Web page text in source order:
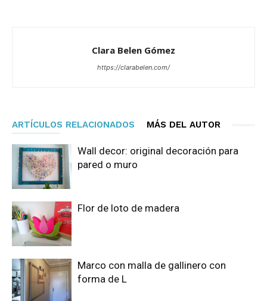
Clara Belen Gómez
https://clarabelen.com/
ARTÍCULOS RELACIONADOS MÁS DEL AUTOR
Wall decor: original decoración para
pared o muro
Flor de loto de madera
Marco con malla de gallinero con
forma de L